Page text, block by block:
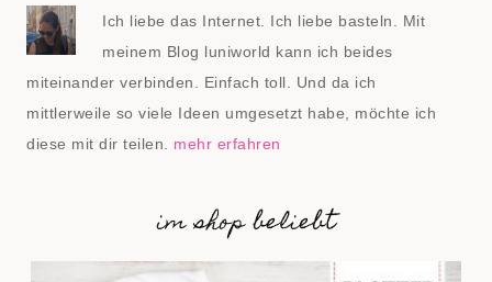
Ich liebe das Internet. Ich liebe basteln. Mit
meinem Blog luniworld kann ich beides
miteinander verbinden. Einfach toll. Und da ich
mittlerweile so viele Ideen umgesetzt habe, möchte ich
diese mit dir teilen. mehr erfahren
im shop beliebt